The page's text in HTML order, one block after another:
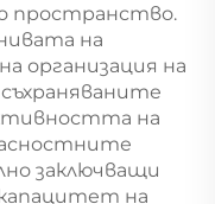
пространство.
на
организация на
на
заключващи
на